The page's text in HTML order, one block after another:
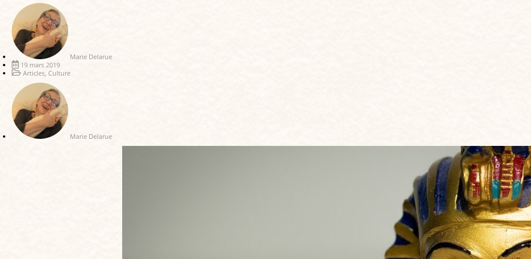
Marie Delarue
19 mars 2019
Articles Culture
Marie Delarue